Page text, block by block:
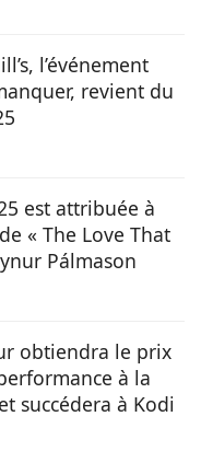
l’événement
revient du
est attribuée à
« The Love That
Pálmason
obtiendra le prix
à la
succédera à Kodi